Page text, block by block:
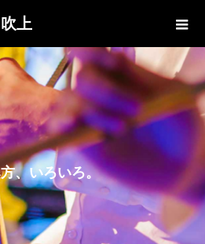
上
方、 いろいろ。